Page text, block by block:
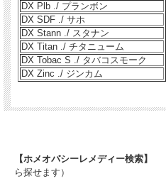
DX Plb ./ プランボン
DX SDF ./ サホ
DX Stann ./ スタナン
DX Titan ./ チタニューム
DX Tobac S ./ タバコスモーク
DX Zinc ./ ジンカム
【ホメオパシーレメディー検索】
ら探せます）